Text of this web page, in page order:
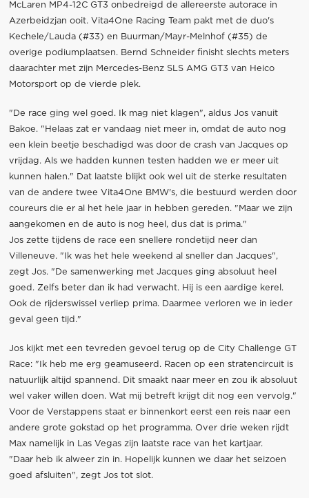
McLaren MP4-12C GT3 onbedreigd de allereerste autorace in
Azerbeidzjan ooit. Vita4One Racing Team pakt met de duo's
Kechele/Lauda (#33) en Buurman/Mayr-Melnhof (#35) de
overige podiumplaatsen. Bernd Schneider finisht slechts meters
daarachter met zijn Mercedes-Benz SLS AMG GT3 van Heico
Motorsport op de vierde plek.
"De race ging wel goed. Ik mag niet klagen", aldus Jos vanuit
Bakoe. "Helaas zat er vandaag niet meer in, omdat de auto nog
een klein beetje beschadigd was door de crash van Jacques op
vrijdag. Als we hadden kunnen testen hadden we er meer uit
kunnen halen." Dat laatste blijkt ook wel uit de sterke resultaten
van de andere twee Vita4One BMW's, die bestuurd werden door
coureurs die er al het hele jaar in hebben gereden. "Maar we zijn
aangekomen en de auto is nog heel, dus dat is prima."
Jos zette tijdens de race een snellere rondetijd neer dan
Villeneuve. "Ik was het hele weekend al sneller dan Jacques",
zegt Jos. "De samenwerking met Jacques ging absoluut heel
goed. Zelfs beter dan ik had verwacht. Hij is een aardige kerel.
Ook de rijderswissel verliep prima. Daarmee verloren we in ieder
geval geen tijd."
Jos kijkt met een tevreden gevoel terug op de City Challenge GT
Race: "Ik heb me erg geamuseerd. Racen op een stratencircuit is
natuurlijk altijd spannend. Dit smaakt naar meer en zou ik absoluut
wel vaker willen doen. Wat mij betreft krijgt dit nog een vervolg."
Voor de Verstappens staat er binnenkort eerst een reis naar een
andere grote gokstad op het programma. Over drie weken rijdt
Max namelijk in Las Vegas zijn laatste race van het kartjaar.
"Daar heb ik alweer zin in. Hopelijk kunnen we daar het seizoen
goed afsluiten", zegt Jos tot slot.